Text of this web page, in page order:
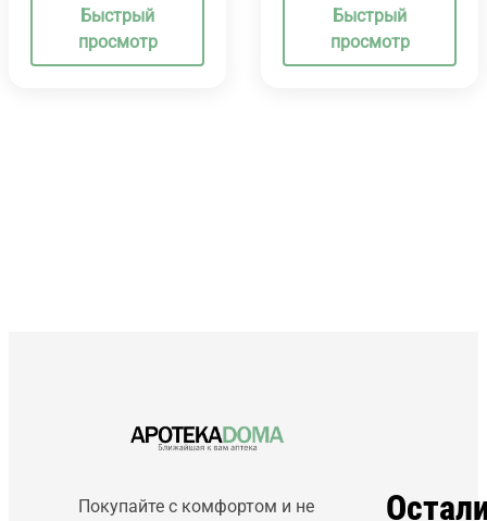
Быстрый
просмотр
Быстрый
просмотр
Покупайте с комфортом и не